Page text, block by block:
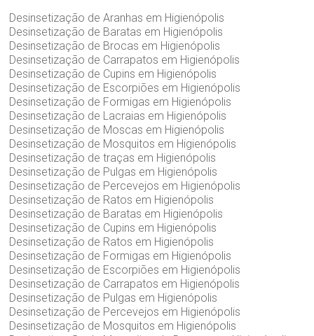
Desinsetização de Aranhas em Higienópolis
Desinsetização de Baratas em Higienópolis
Desinsetização de Brocas em Higienópolis
Desinsetização de Carrapatos em Higienópolis
Desinsetização de Cupins em Higienópolis
Desinsetização de Escorpiões em Higienópolis
Desinsetização de Formigas em Higienópolis
Desinsetização de Lacraias em Higienópolis
Desinsetização de Moscas em Higienópolis
Desinsetização de Mosquitos em Higienópolis
Desinsetização de traças em Higienópolis
Desinsetização de Pulgas em Higienópolis
Desinsetização de Percevejos em Higienópolis
Desinsetização de Ratos em Higienópolis
Desinsetização de Baratas em Higienópolis
Desinsetização de Cupins em Higienópolis
Desinsetização de Ratos em Higienópolis
Desinsetização de Formigas em Higienópolis
Desinsetização de Escorpiões em Higienópolis
Desinsetização de Carrapatos em Higienópolis
Desinsetização de Pulgas em Higienópolis
Desinsetização de Percevejos em Higienópolis
Desinsetização de Mosquitos em Higienópolis